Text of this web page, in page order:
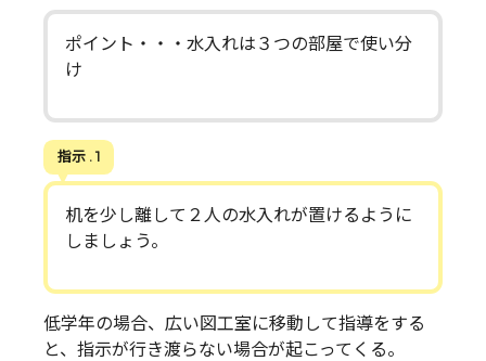
ポイント・・・水入れは３つの部屋で使い分
け
指示 . 1
机を少し離して２人の水入れが置けるように
しましょう。
低学年の場合、広い図工室に移動して指導をする
と、指示が行き渡らない場合が起こってくる。